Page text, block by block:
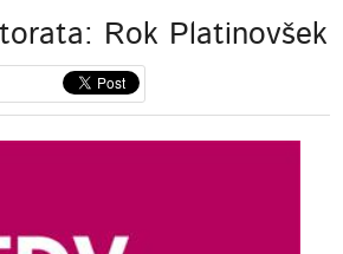
Rok Platinovšek